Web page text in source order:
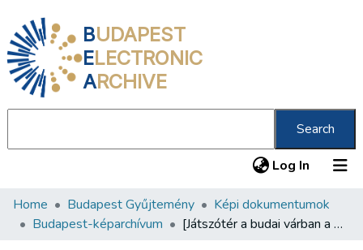
BUDAPEST
ELECTRONIC
ARCHIVE
Search
Log In (current)
Communities & Collections
Home Budapest Gyűjtemény
Képi dokumentumok
Budapest-képarchívum
[Játszótér a budai várban a Jezsuita lépcső alatt]